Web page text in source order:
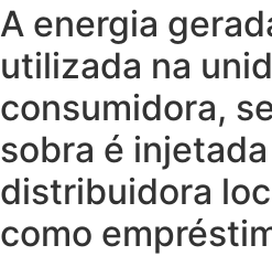
A energia
utilizada na
consumidora,
sobra é
distribuidora
como